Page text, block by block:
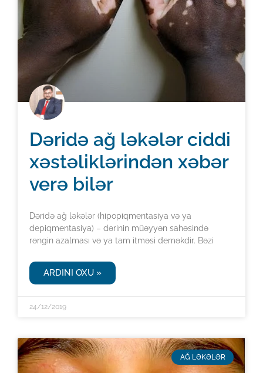
Dəridə ağ ləkələr ciddi
xəstəliklərindən xəbər
verə bilər
Dəridə ağ ləkələr (hipopiqmentasiya və ya
depiqmentasiya) – dərinin müəyyən sahəsində
rəngin azalması və ya tam itməsi deməkdir. Bəzi
ARDINI OXU »
24/12/2019
AĞ LƏKƏLƏR